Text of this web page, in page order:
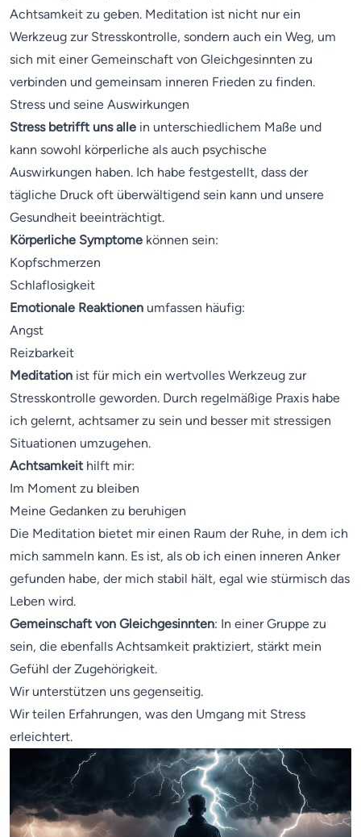
Achtsamkeit zu geben. Meditation ist nicht nur ein
Werkzeug zur Stresskontrolle, sondern auch ein Weg, um
sich mit einer Gemeinschaft von Gleichgesinnten zu
verbinden und gemeinsam inneren Frieden zu finden.
Stress und seine Auswirkungen
Stress betrifft uns alle in unterschiedlichem Maße und
kann sowohl körperliche als auch psychische
Auswirkungen haben. Ich habe festgestellt, dass der
tägliche Druck oft überwältigend sein kann und unsere
Gesundheit beeinträchtigt.
Körperliche Symptome können sein:
Kopfschmerzen
Schlaflosigkeit
Emotionale Reaktionen umfassen häufig:
Angst
Reizbarkeit
Meditation ist für mich ein wertvolles Werkzeug zur
Stresskontrolle geworden. Durch regelmäßige Praxis habe
ich gelernt, achtsamer zu sein und besser mit stressigen
Situationen umzugehen.
Achtsamkeithilft mir:
Im Moment zu bleiben
Meine Gedanken zu beruhigen
Die Meditation bietet mir einen Raum der Ruhe, in dem ich
mich sammeln kann. Es ist, als ob ich einen inneren Anker
gefunden habe, der mich stabil hält, egal wie stürmisch das
Leben wird.
Gemeinschaft von Gleichgesinnten: In einer Gruppe zu
sein, die ebenfalls Achtsamkeit praktiziert, stärkt mein
Gefühl der Zugehörigkeit.
Wir unterstützen uns gegenseitig.
Wir teilen Erfahrungen, was den Umgang mit Stress
erleichtert.